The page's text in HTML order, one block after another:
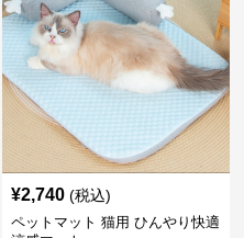
¥2,740 (税込)
ペットマット 猫用 ひんやり快適